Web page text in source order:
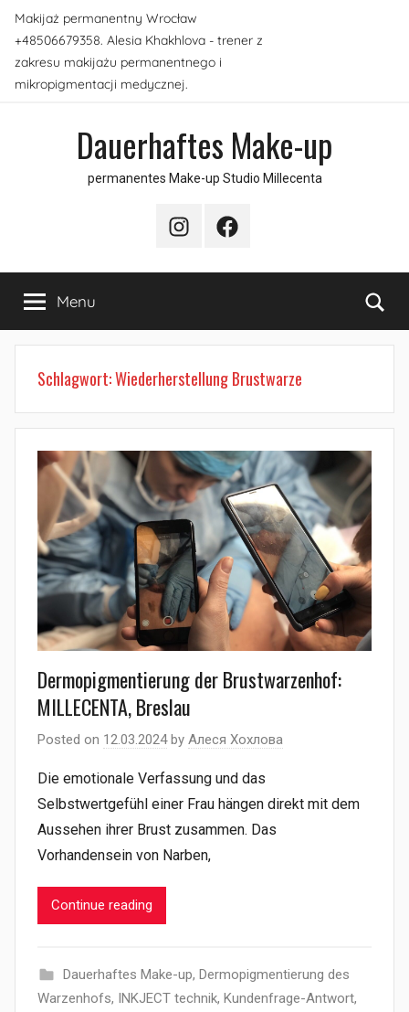
Skip
content
Makijaż permanentny Wrocław
+48506679358. Alesia Khakhlova - trener z
zakresu makijażu permanentnego i
mikropigmentacji medycznej.
Dauerhaftes Make-up
permanentes Make-up Studio Millecenta
InstagramFacebook
Menu
Schlagwort:Wiederherstellung Brustwarze
Dermopigmentierung der Brustwarzenhof:
MILLECENTA, Breslau
Posted on 12.03.2024by Алеся Хохлова
Die emotionale Verfassung und das
Selbstwertgefühl einer Frau hängen direkt mit dem
Aussehen ihrer Brust zusammen. Das
Vorhandensein von Narben,
Continue reading
Dauerhaftes Make-up, Dermopigmentierung des
Warzenhofs, INKJECT technik, Kundenfrage-Antwort,